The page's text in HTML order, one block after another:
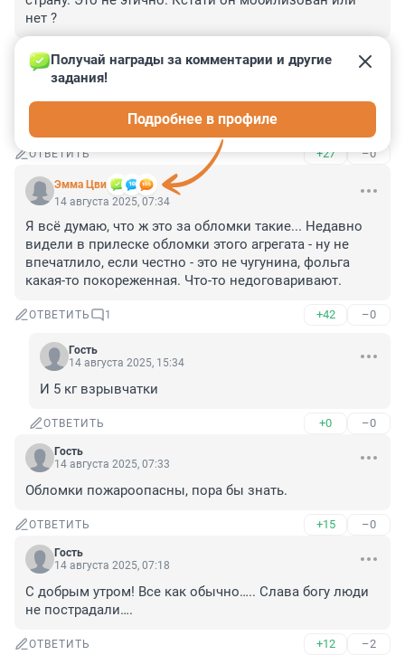
нет ?
ОТВЕТИТЬ –0
Гость
Обломки полюбили движуху что-ли?
ОТВЕТИТЬ +27 –0
Эмма Цви
Получай награды за комментарии и другие
задания!
Подробнее в профиле
14 августа 2025, 07:34
Я всё думаю, что ж это за обломки такие... Недавно
видели в прилеске обломки этого агрегата - ну не
впечатлило, если честно - это не чугунина, фольга
какая-то покореженная. Что-то недоговаривают.
ОТВЕТИТЬ 1 +42 –0
Гость
14 августа 2025, 15:34
И 5 кг взрывчатки
ОТВЕТИТЬ +0 –0
Гость
14 августа 2025, 07:33
Обломки пожароопасны, пора бы знать.
ОТВЕТИТЬ +15 –0
Гость
14 августа 2025, 07:18
С добрым утром! Все как обычно….. Слава богу люди
не пострадали….
ОТВЕТИТЬ +12 –2